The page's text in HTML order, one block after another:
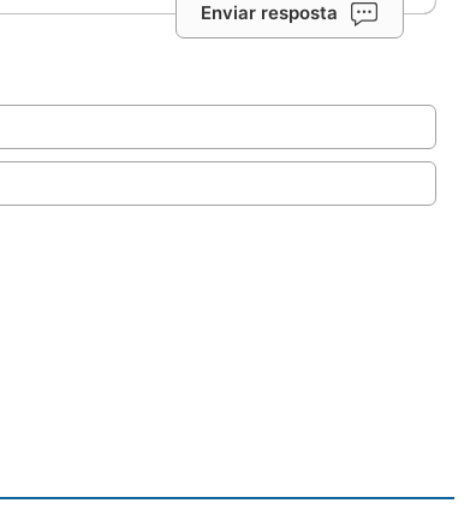
Enviar resposta